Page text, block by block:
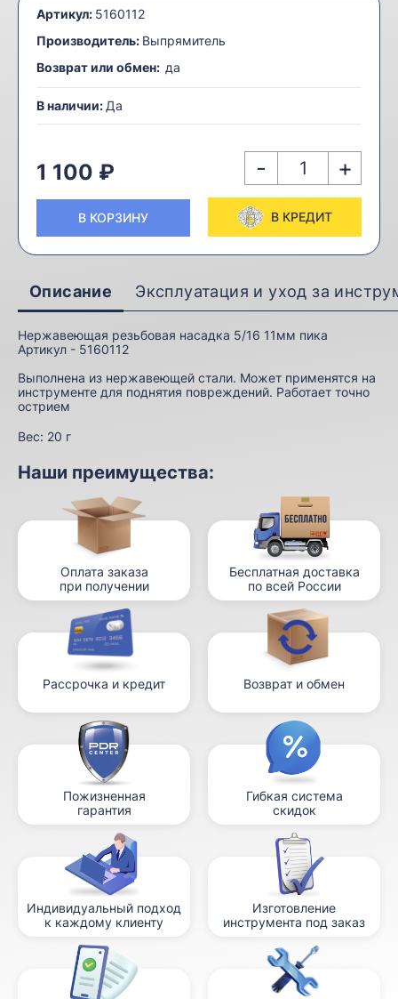
Артикул: 5160112
Производитель: Выпрямитель
Возврат или обмен: да
В наличии: Да
1 100 ₽ - +
В КОРЗИНУ В КРЕДИТ
Описание Эксплуатация и уход за
Нержавеющая резьбовая насадка 5/16 11мм пика
Артикул - 5160112
Выполнена из нержавеющей стали. Может применятся на
инструменте для поднятия повреждений. Работает точно
острием
Вес: 20 г
Наши преимущества:
Оплата заказа
при получении
Бесплатная доставка
по всей России
Рассрочка и кредит Возврат и обмен
Пожизненная
гарантия
Гибкая система
скидок
Индивидуальный подход
к каждому клиенту
Изготовление
инструмента под заказ